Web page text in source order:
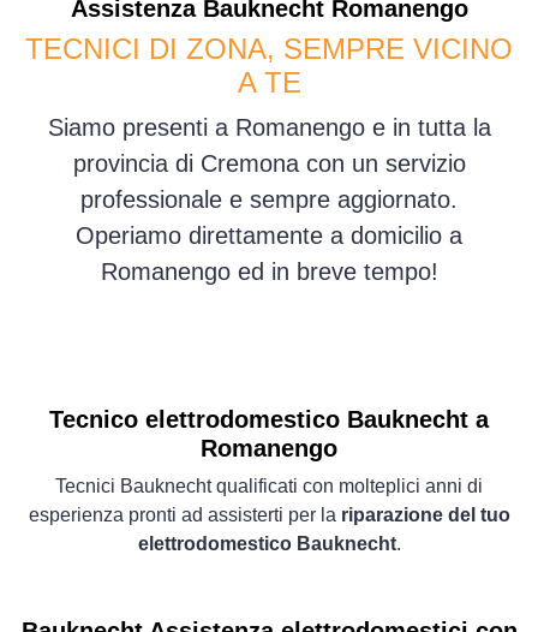
Assistenza BauknechtRomanengo
TECNICI DI ZONA, SEMPRE VICINO
A TE
Siamo presenti a Romanengo e in tutta la
provincia di Cremona con un servizio
professionale e sempre aggiornato.
Operiamo direttamente a domicilio a
Romanengo ed in breve tempo!
Tecnico elettrodomestico Bauknecht a
Romanengo
Tecnici Bauknecht qualificati con molteplici anni di
esperienza pronti ad assisterti per la riparazione del tuo
elettrodomestico Bauknecht.